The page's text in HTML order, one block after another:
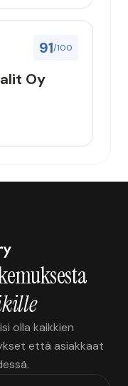
91/100
Oy
olla kaikkien
että asiakkaat